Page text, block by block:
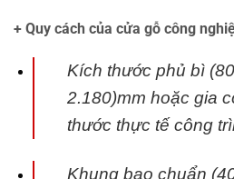
+ Quy cách của cửa gỗ công
Kích thước phủ bì
2.180)mm hoặc gia
thước thực tế công
Khung bao chuẩn